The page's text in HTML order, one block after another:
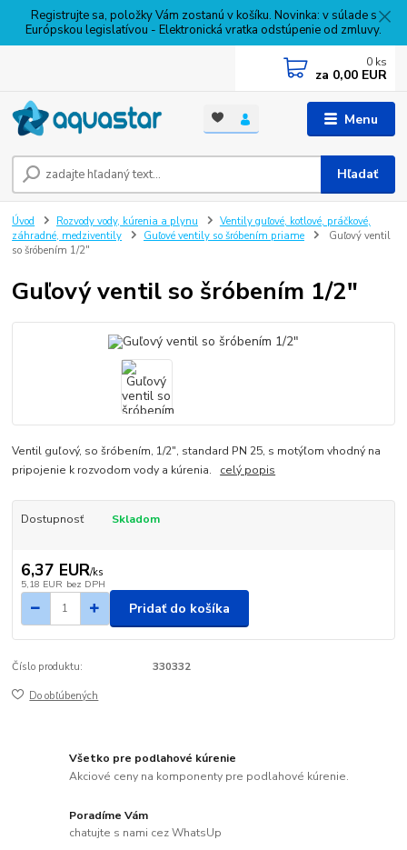
Registrujte sa, položky Vám zostanú v košíku. Novinka: v súlade s
Európskou legislatívou - Elektronická vratka odstúpenie od zmluvy.
Menu
Hľadať
0 ks
za 0,00 EUR
Úvod Rozvody vody, kúrenia a plynu
Ventily guľové, kotlové, práčkové,
záhradné, medziventily
Guľové ventily so šróbením priame
Guľový ventil
so šróbením 1/2"
Guľový ventil so šróbením 1/2"
Ventil guľový, so šróbením, 1/2", standard PN 25, s motýľom vhodný na
pripojenie k rozvodom vody a kúrenia. celý popis
Dostupnosť Skladom
6,37 EUR/ks
5,18 EUR bez DPH
Pridať do košíka
Číslo produktu: 330332
Do obľúbených
Všetko pre podlahové kúrenie
Akciové ceny na komponenty pre podlahové kúrenie.
Poradíme Vám
chatujte s nami cez WhatsUp